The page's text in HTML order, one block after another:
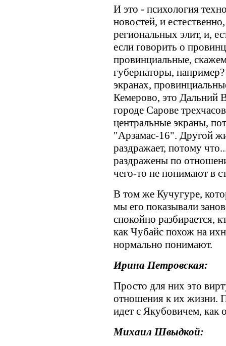
И это - психология
новостей, и
региональных элит, и,
если говорить о
провинциальные,
губернаторы,
экранах,
Кемерово, это Дальний
городе Сарове
центральные экраны,
"Арзамас-16". Другой
раздражает, потому
раздражены по
чего-то не понимают в
В том же Кучугуре,
мы его показывали
спокойно разбирается,
как Чубайс похож на
нормально понимают.
Ирина Петровская:
Просто для них это
отношения к их жизни.
идет с Якубовичем, как
Михаил Швыдкой: